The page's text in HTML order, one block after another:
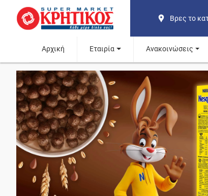
Βρες το
Αρχική Εταιρία Ανακοινώσεις